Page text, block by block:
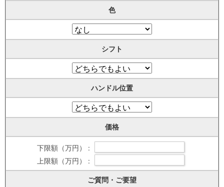
色
シフト
ハンドル位置
価格
下限額（万円） :
上限額（万円） :
ご質問・ご要望